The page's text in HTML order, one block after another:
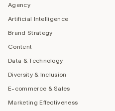
Agency
Artificial Intelligence
Brand Strategy
Content
Data & Technology
Diversity & Inclusion
E-commerce & Sales
Marketing Effectiveness